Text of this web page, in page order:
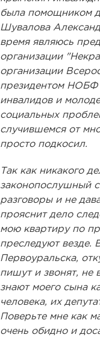
была помощником
Шувалова
время являюсь
организации
организации
президентом НОБФ
инвалидов и
социальных
случившемся от
просто подкосил.
Так как никакого
законопослушный
разговоры и не
прояснит дело
мою квартиру по
преследуют везде.
Первоуральска,
пишут и звонят, не
знают моего сына
человека, их
Поверьте мне как
очень обидно и